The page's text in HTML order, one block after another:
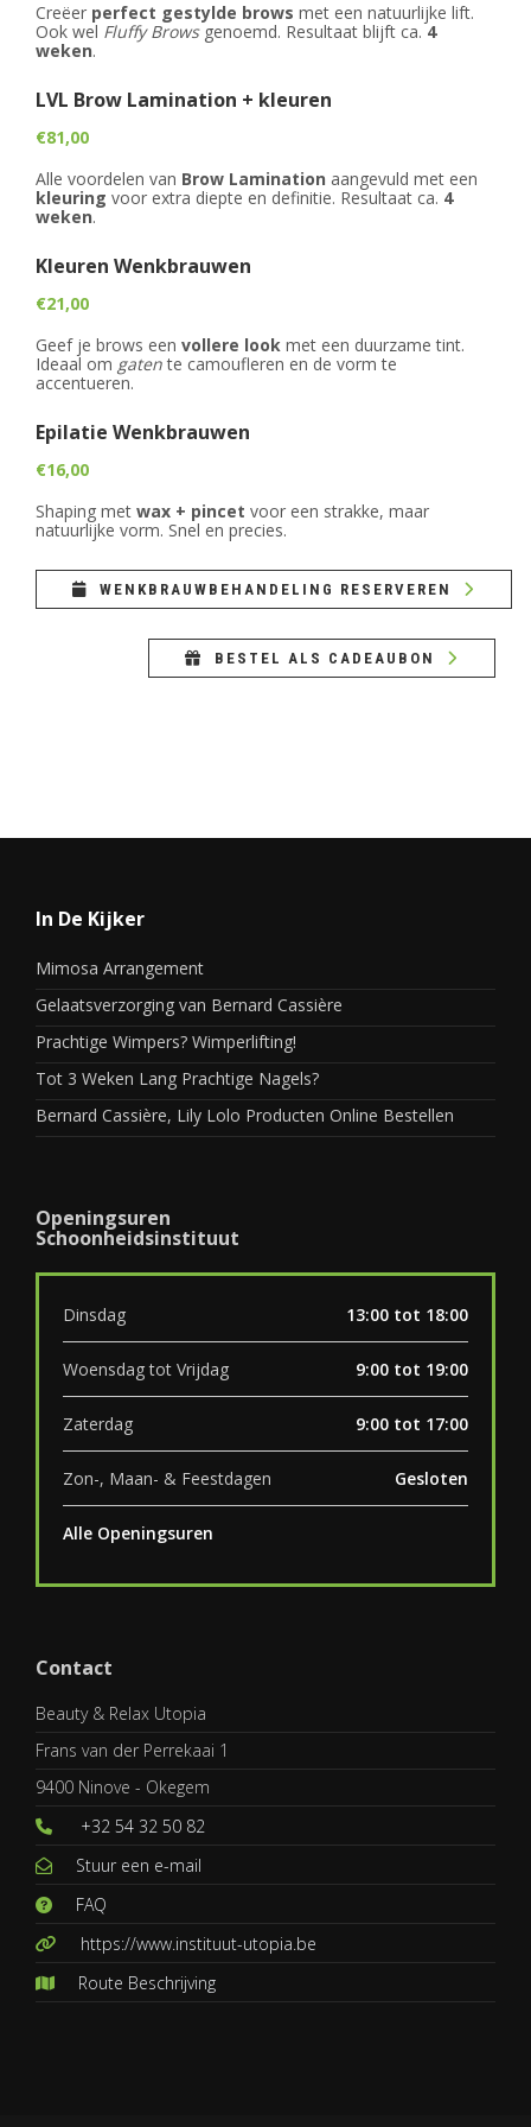
Voeten
Prijslijst
Foto's
Prijzen
Reserveren
Arrangementen
Cadeaubon
Huisregels
Privé Wellness met Massage
Cadeaubon
Producten
PROMO'S
Creëer perfect gestylde brows met een natuurlijke lift.
Ook wel Fluffy Browsgenoemd. Resultaat blijft ca.4
weken.
LVL Brow Lamination + kleuren
€81,00
Alle voordelen van Brow Lamination aangevuld met een
kleuring voor extra diepte en definitie. Resultaat ca. 4
weken.
Kleuren Wenkbrauwen
€21,00
Geef je brows een vollere look met een duurzame tint.
Ideaal om gatente camoufleren en de vorm te
accentueren.
Epilatie Wenkbrauwen
€16,00
Shaping met wax + pincet voor een strakke, maar
natuurlijke vorm. Snel en precies.
WENKBRAUWBEHANDELING RESERVEREN
BESTEL ALS CADEAUBON
In De Kijker
Mimosa Arrangement
Gelaatsverzorging van Bernard Cassière
Prachtige Wimpers? Wimperlifting!
Tot 3 Weken Lang Prachtige Nagels?
Bernard Cassière, Lily Lolo Producten Online Bestellen
Openingsuren
Schoonheidsinstituut
Dinsdag 13:00 tot 18:00
Woensdag tot Vrijdag 9:00 tot 19:00
Zaterdag 9:00 tot 17:00
Zon-, Maan- & Feestdagen Gesloten
Alle Openingsuren
Contact
Beauty & Relax Utopia
Frans van der Perrekaai 1
9400 Ninove - Okegem
+32 54 32 50 82
Stuur een e-mail
FAQ
https://www.instituut-utopia.be
Route Beschrijving